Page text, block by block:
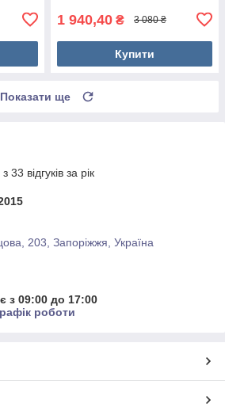
1 940,40 ₴ 3 080 ₴
Купити
Показати ще
33 відгуків за рік
203, Запоріжжя, Україна
з 09:00 до 17:00
роботи